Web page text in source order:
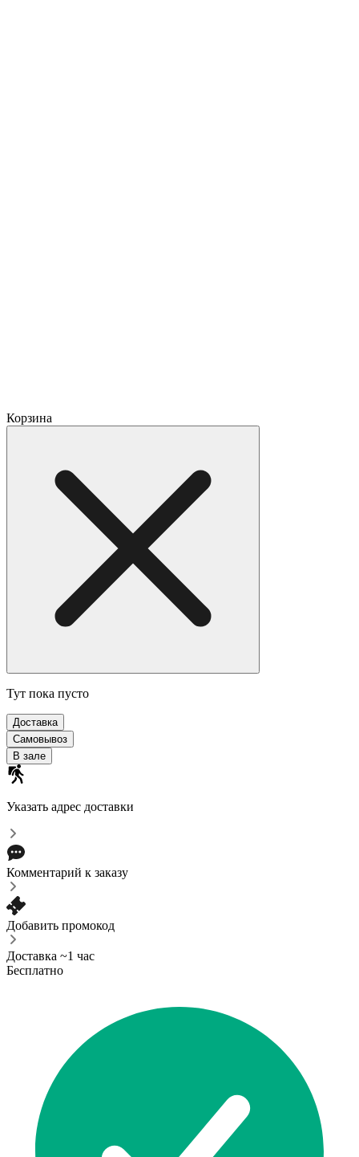
Корзина
Тут пока пусто
Доставка
Самовывоз
В зале
Указать адрес доставки
Комментарий к заказу
Добавить промокод
Доставка ~1 час
Бесплатно